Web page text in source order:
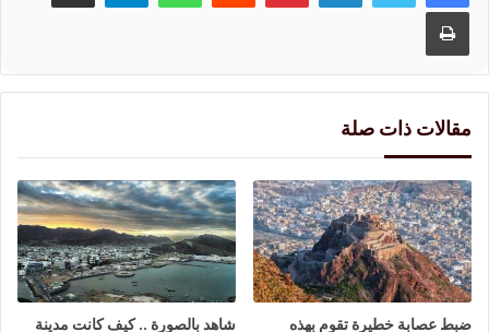
طباعة
مقالات ذات صلة
ضبط عصابة خطيرة تقوم بهذه
شاهد بالصورة .. كيف كانت مدينة